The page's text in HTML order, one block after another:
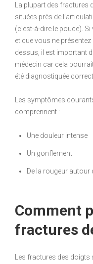
La plupart des
situées près de
(c’est-à-dire le pouce).
et que vous ne
dessus, il est important
médecin car cela
été diagnostiquée
Les symptômes
comprennent :
Une douleur intense
Un gonflement
De la rougeur autour
Comment
fractures
Les fractures des